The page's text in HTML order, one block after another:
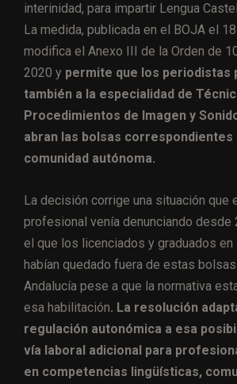
interinidad, para impartir Lengua
La medida, publicada en el BOJA el
modifica el Anexo III de la Orden de
2020 y permite que los periodistas
también a la especialidad de
Procedimientos de Imagen y
abran las bolsas correspondientes
comunidad autónoma.
La decisión corrige una situación que
profesional venía denunciando desde
el que los licenciados y graduados
habían quedado fuera de estas
Andalucía pese a que la normativa
esa habilitación. La resolución
regulación autonómica a esa
vía laboral adicional para
en competencias lingüísticas,